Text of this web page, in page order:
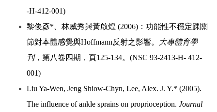
-H-412-001)
黎俊彥*、林威秀與黃啟煌 (2006)：功能性不穩定踝關
節對本體感覺與Hoffmann反射之影響。
大專體育學
刊，第八卷四期，頁125-134。(NSC 93-2413-H- 412-
001)
Liu Ya-Wen, Jeng Shiow-Chyn, Lee, Alex. J. Y.* (2005).
The influence of ankle sprains on proprioception. Journal